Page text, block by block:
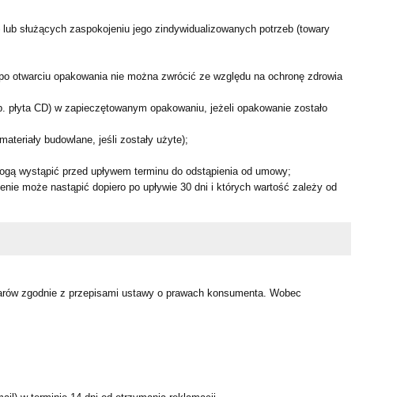
służących zaspokojeniu jego zindywidualizowanych potrzeb (towary
otwarciu opakowania nie można zwrócić ze względu na ochronę zdrowia
CD) w zapieczętowanym opakowaniu, jeżeli opakowanie zostało
budowlane, jeśli zostały użyte);
wystąpić przed upływem terminu do odstąpienia od umowy;
może nastąpić dopiero po upływie 30 dni i których wartość zależy od
zgodnie z przepisami ustawy o prawach konsumenta. Wobec